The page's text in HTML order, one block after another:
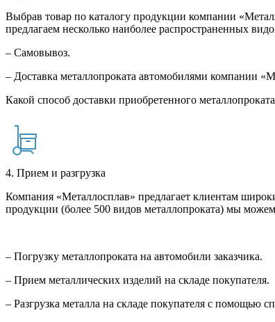
Выбрав товар по каталогу продукции компании
предлагаем несколько наиболее распространенных
– Самовывоз.
– Доставка металлопроката автомобилями компании
Какой способ доставки приобретенного
4. Прием и разгрузка
Компания «Металлосплав» предлагает клиентам
продукции (более 500 видов металлопроката) мы
– Погрузку металлопроката на автомобили заказчика.
– Прием металлических изделий на складе покупателя.
– Разгрузка металла на складе покупателя с помощью